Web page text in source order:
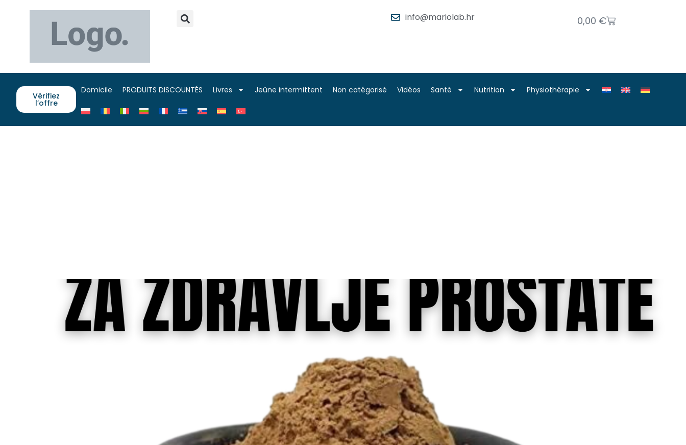
info@mariolab.hr 0,00 €
Vérifiez
l’offre
Domicile PRODUITS DISCOUNTÉS Livres Jeûne intermittent Non catégorisé Vidéos Santé Nutrition Physiothérapie